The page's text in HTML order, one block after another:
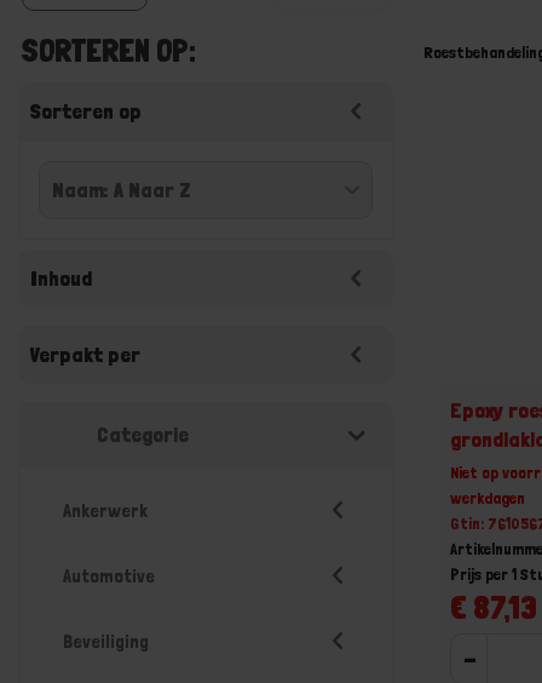
SORTEREN OP:
Sorteren op
Inhoud
Verpakt per
Categorie
Ankerwerk
Automotive
Beveiliging
Epoxy
Niet op
werkdagen
Gtin:
€ 87,13
Prijs per 1
-